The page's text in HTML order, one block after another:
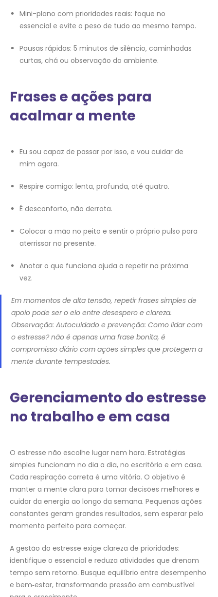
Mini-plano com prioridades reais: foque no
essencial e evite o peso de tudo ao mesmo tempo.
Pausas rápidas: 5 minutos de silêncio, caminhadas
curtas, chá ou observação do ambiente.
Frases e ações para
acalmar a mente
Eu sou capaz de passar por isso, e vou cuidar de
mim agora.
Respire comigo: lenta, profunda, até quatro.
É desconforto, não derrota.
Colocar a mão no peito e sentir o próprio pulso para
aterrissar no presente.
Anotar o que funciona ajuda a repetir na próxima
vez.
Em momentos de alta tensão, repetir frases simples de
apoio pode ser o elo entre desespero e clareza.
Observação: Autocuidado e prevenção: Como lidar com
o estresse? não é apenas uma frase bonita, é
compromisso diário com ações simples que protegem a
mente durante tempestades.
Gerenciamento do estresse
no trabalho e em casa
O estresse não escolhe lugar nem hora. Estratégias
simples funcionam no dia a dia, no escritório e em casa.
Cada respiração correta é uma vitória. O objetivo é
manter a mente clara para tomar decisões melhores e
cuidar da energia ao longo da semana. Pequenas ações
constantes geram grandes resultados, sem esperar pelo
momento perfeito para começar.
A gestão do estresse exige clareza de prioridades:
identifique o essencial e reduza atividades que drenam
tempo sem retorno. Busque equilíbrio entre desempenho
e bem‑estar, transformando pressão em combustível